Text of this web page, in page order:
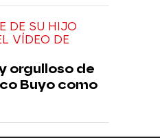
DE SU HIJO
VÍDEO DE
orgulloso de
Buyo como